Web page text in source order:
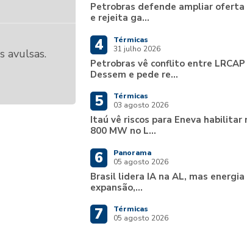
avulsas.
Petrobras defende ampliar oferta
e rejeita ga...
4
Térmicas
31 julho 2026
Petrobras vê conflito entre LRCAP
Dessem e pede re...
5
Térmicas
03 agosto 2026
Itaú vê riscos para Eneva habilitar
800 MW no L...
6
Panorama
05 agosto 2026
Brasil lidera IA na AL, mas
expansão,...
7
Térmicas
05 agosto 2026